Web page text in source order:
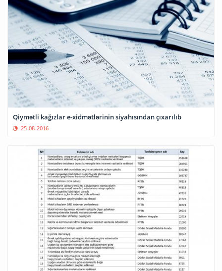
Qiymətli kağızlar e-xidmətlərinin siyahısından çıxarılıb
25-08-2016